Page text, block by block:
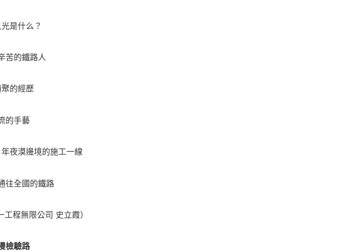
是什么？
苦的鐵路人
的經歷
的手藝
夜漠邊境的施工一線
往全國的鐵路
工程無限公司 史立霞）
檢驗路